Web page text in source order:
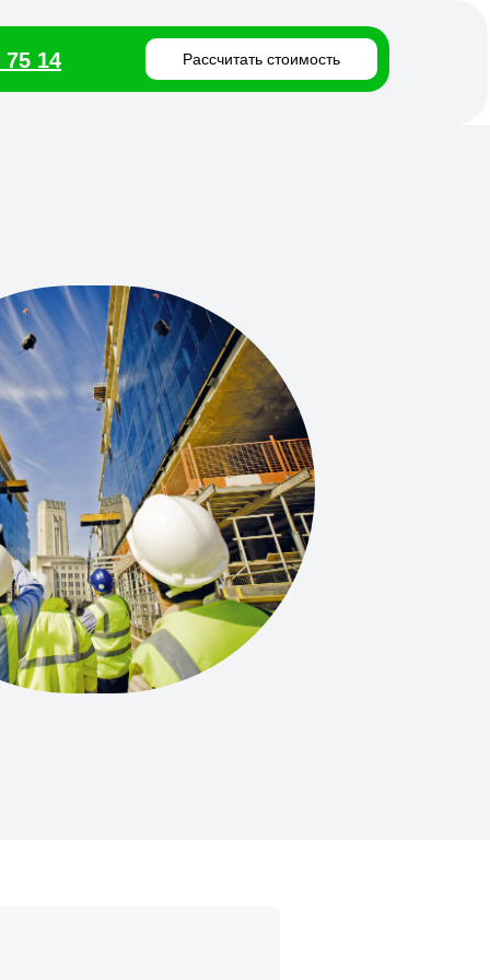
Рассчитать стоимость
75 14